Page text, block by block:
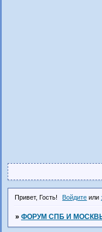
Привет, Гость! Войдите или
» ФОРУМ СПБ И